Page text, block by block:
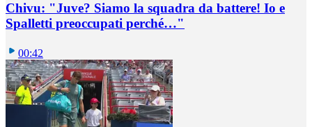
Chivu: "Juve? Siamo la squadra da battere! Io e
Spalletti preoccupati perché…"
00:42